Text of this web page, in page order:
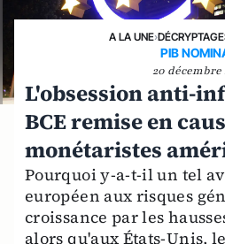
A LA UNE›
PIB
20 décembre
L'obsession anti-
BCE remise en
monétaristes
Pourquoi y-a-t-il un tel
européen aux risques
croissance par les
alors qu'aux États-Unis,